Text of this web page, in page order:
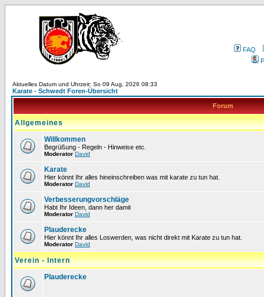
FAQ
Aktuelles Datum und Uhrzeit: So 09 Aug, 2026 08:33
Karate - Schwedt Foren-Übersicht
Forum
Allgemeines
Willkommen
Begrüßung - Regeln - Hinweise etc.
Moderator David
Karate
Hier könnt Ihr alles hineinschreiben was mit karate zu tun hat.
Moderator David
Verbesserungvorschläge
Habt Ihr Ideen, dann her damit
Moderator David
Plauderecke
Hier könnt Ihr alles Loswerden, was nicht direkt mit Karate zu tun hat.
Moderator David
Verein - Intern
Plauderecke